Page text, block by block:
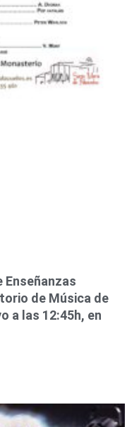
de Música de
a las 12:45h, en